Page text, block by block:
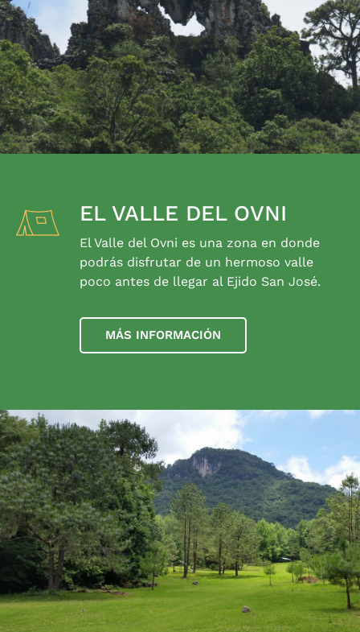
EL VALLE DEL OVNI
El Valle del Ovni es una zona en donde
podrás disfrutar de un hermoso valle
poco antes de llegar al Ejido San José.
MÁS INFORMACIÓN